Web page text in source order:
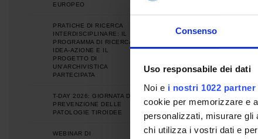
Consenso
Uso responsabile dei dati
Noi e i nostri 1022 partner
cookie per memorizzare e
personalizzati, misurare
chi utilizza i vostri dati e
EUROPEO
PRATICHE DI RICERCA
INTERDISCIPLINARE: IL
PROGRAMMA DI RICERCA
IDEA-AZIONE E IL
PROGETTO DI
UN'ARCHIVISTICA
PARTECIPATA
T-DAY 2026: GIORNATA DI
PREVENZIONE DELLE
PATOLOGIE TIROIDEE
WEBINAR DI